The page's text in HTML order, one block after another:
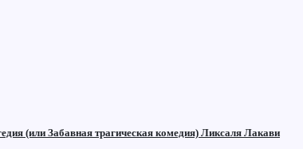
(или Забавная трагическая комедия) Ликсаля Лакави